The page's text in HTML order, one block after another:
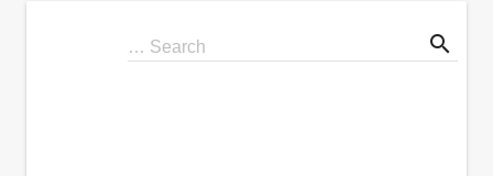
Search
for
Search … search